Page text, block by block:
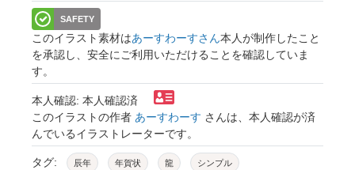
SAFETY
このイラスト素材はあーすわーすさん本人が制作したこと
を承認し、安全にご利用いただけることを確認していま
す。
本人確認: 本人確認済
このイラストの作者 あーすわーす さんは、本人確認が済
んでいるイラストレーターです。
タグ: 辰年 年賀状 龍 シンプル